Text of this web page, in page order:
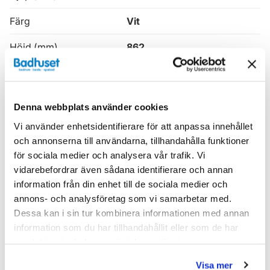
Denna webbplats använder cookies
Vi använder enhetsidentifierare för att anpassa innehållet
och annonserna till användarna, tillhandahålla funktioner
för sociala medier och analysera vår trafik. Vi
vidarebefordrar även sådana identifierare och annan
information från din enhet till de sociala medier och
annons- och analysföretag som vi samarbetar med.
Dessa kan i sin tur kombinera informationen med annan
information som du har tillhandahållit eller som de har
Visa mer
Färg Vit
Höjd (mm) 862
Produkttyp
Varumärke Vedum
SKU: ved67912020
MPN: 67912020
EAN / GTIN: 7332936066212
Dokument